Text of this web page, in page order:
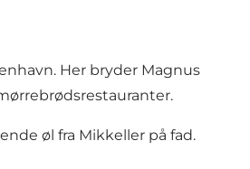
Her bryder Magnus
øl fra Mikkeller på fad.